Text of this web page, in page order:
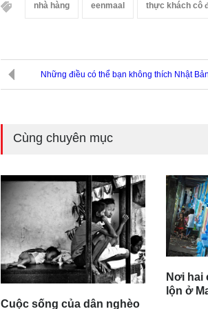
nhà hàng eenmaal thực khách cô
Những điều có thể bạn không thích Nhật
Cùng chuyên mục
Cuộc sống của dân nghèo
Nơi hai
lộn ở